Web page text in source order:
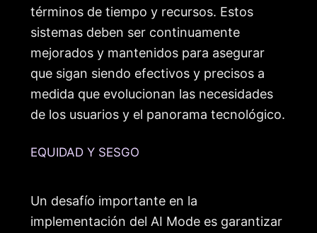
términos de tiempo y recursos. Estos
sistemas deben ser continuamente
mejorados y mantenidos para asegurar
que sigan siendo efectivos y precisos a
medida que evolucionan las necesidades
de los usuarios y el panorama tecnológico.
EQUIDAD Y SESGO
Un desafío importante en la
implementación del AI Mode es garantizar